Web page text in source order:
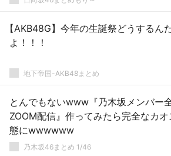
【AKB48G】今年の生誕祭どうするん
よ！！！
地下帝国-AKB48まとめ
とんでもないwww『乃木坂メンバー
ZOOM配信』作ってみたら完全なカオ
態にwwwwww
乃木坂46まとめ 1/46